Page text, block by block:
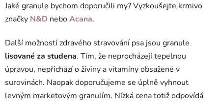
Jaké granule bychom doporučili my? Vyzkoušejte krmivo
značky N&D neboAcana.
Další možností zdravého stravování psa jsou granule
lisované za studena. Tím, že neprocházejí tepelnou
úpravou, nepřichází o živiny a vitamíny obsažené v
surovinách. Naopak doporučujeme se úplně vyhnout
levným marketovým granulím. Nízká cena totiž odpovídá